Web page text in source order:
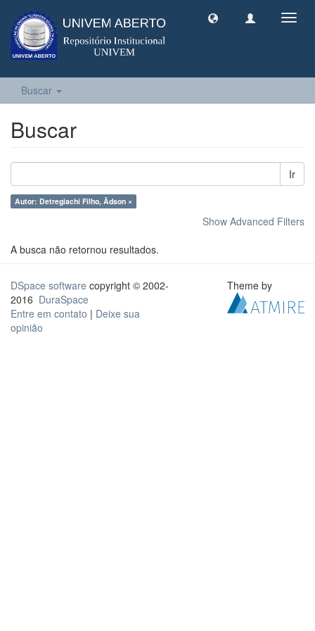
Buscar
Buscar
Ir
Autor: Detregiachi Filho, Ãdson ×
Show Advanced Filters
A busca não retornou resultados.
DSpace software copyright © 2002-
2016 DuraSpace
Entre em contato | Deixe sua
opinião
Theme by